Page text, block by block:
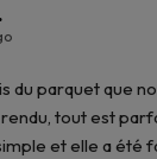
du parquet que
tout est
et elle a été